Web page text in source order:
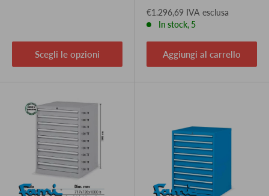
Scegli le opzioni
€1.296,69 IVA esclusa
In stock, 5
Aggiungi al carrello